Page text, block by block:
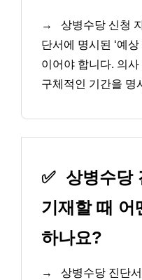
→
상병수당 신청
단서에 명시된 ‘예
이어야 합니다. 의
구체적인 기간을 명
✅ 상병수당
기재할 때 어
하나요?
→
상병수당 진단